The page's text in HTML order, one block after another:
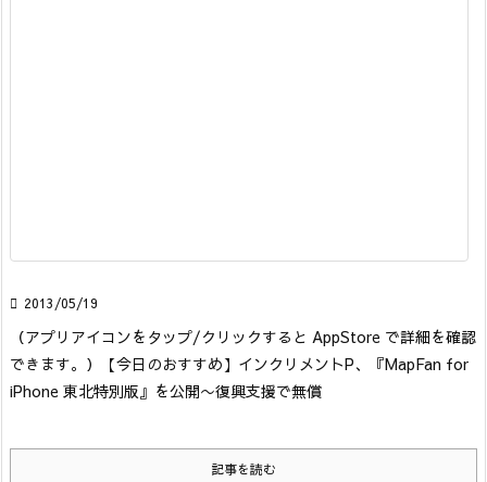
 2013/05/19
（アプリアイコンをタップ/クリックすると AppStore で詳細を確認
できます。）
【今日のおすすめ】 インクリメントP、『MapFan for
iPhone 東北特別版』を公開〜復興支援で無償
記事を読む